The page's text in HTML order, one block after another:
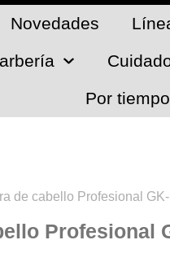
Novedades
Por
de cabello Profesional
Profesional